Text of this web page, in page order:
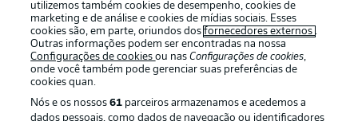
utilizemos também cookies de desempenho, cookies de
marketing e de análise e cookies de mídias sociais. Esses
cookies são, em parte, oriundos dosfornecedores externos .
Outras informações podem ser encontradas na nossa
Configurações de cookiesou nasConfigurações de cookies,
onde você também pode gerenciar suas preferências de
cookies quan.
Nós e os nossos61 parceiros armazenamos e acedemos a
dados pessoais, como dados de navegação ou identificadores